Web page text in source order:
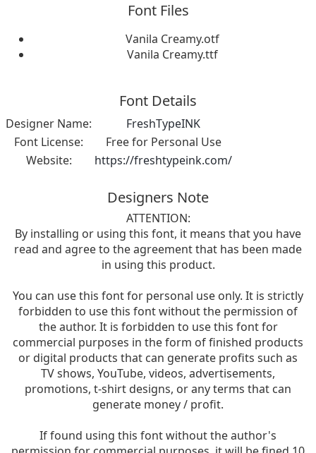
Font Files
Vanila Creamy.otf
Vanila Creamy.ttf
Font Details
Designer Name:
FreshTypeINK
Font License:
Free for Personal Use
Website:
https://freshtypeink.com/
Designers Note
ATTENTION:
By installing or using this font, it means that you have
read and agree to the agreement that has been made
in using this product.
You can use this font for personal use only. It is strictly
forbidden to use this font without the permission of
the author. It is forbidden to use this font for
commercial purposes in the form of finished products
or digital products that can generate profits such as
TV shows, YouTube, videos, advertisements,
promotions, t-shirt designs, or any terms that can
generate money / profit.
If found using this font without the author's